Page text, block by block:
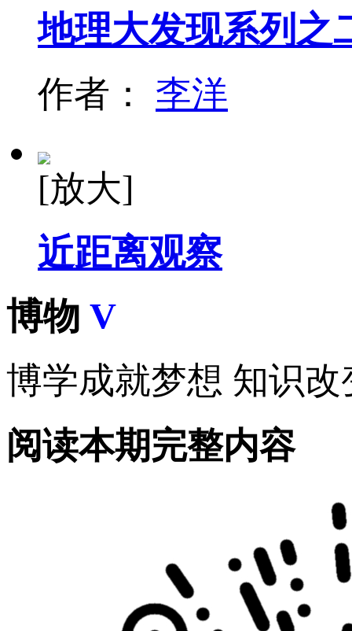
地理大发现系列之
作者： 李洋
[放大]
近距离观察
博物 V
博学成就梦想 知识改
阅读本期完整内容